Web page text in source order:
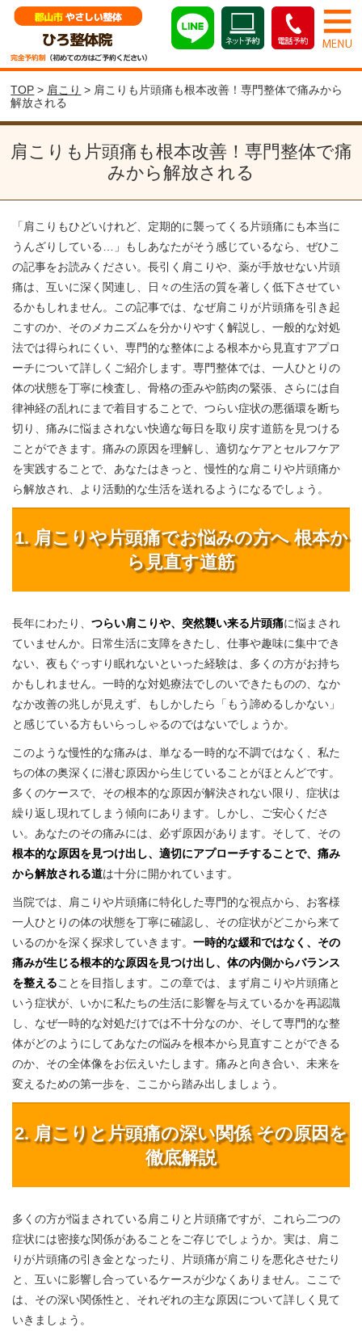
TOP > 肩こり > 肩こりも片頭痛も根本改善！専門整体で痛みから
解放される
肩こりも片頭痛も根本改善！専門整体で痛
みから解放される
「肩こりもひどいけれど、定期的に襲ってくる片頭痛にも本当に
うんざりしている…」もしあなたがそう感じているなら、ぜひこ
の記事をお読みください。長引く肩こりや、薬が手放せない片頭
痛は、互いに深く関連し、日々の生活の質を著しく低下させてい
るかもしれません。この記事では、なぜ肩こりが片頭痛を引き起
こすのか、そのメカニズムを分かりやすく解説し、一般的な対処
法では得られにくい、専門的な整体による根本から見直すアプロ
ーチについて詳しくご紹介します。専門整体では、一人ひとりの
体の状態を丁寧に検査し、骨格の歪みや筋肉の緊張、さらには自
律神経の乱れにまで着目することで、つらい症状の悪循環を断ち
切り、痛みに悩まされない快適な毎日を取り戻す道筋を見つける
ことができます。痛みの原因を理解し、適切なケアとセルフケア
を実践することで、あなたはきっと、慢性的な肩こりや片頭痛か
ら解放され、より活動的な生活を送れるようになるでしょう。
1. 肩こりや片頭痛でお悩みの方へ 根本か
ら見直す道筋
長年にわたり、 つらい肩こりや、突然襲い来る片頭痛に悩まされ
ていませんか。日常生活に支障をきたし、仕事や趣味に集中でき
ない、夜もぐっすり眠れないといった経験は、多くの方がお持ち
かもしれません。一時的な対処療法でしのいできたものの、なか
なか改善の兆しが見えず、もしかしたら「もう諦めるしかない」
と感じている方もいらっしゃるのではないでしょうか。
このような慢性的な痛みは、単なる一時的な不調ではなく、私た
ちの体の奥深くに潜む原因から生じていることがほとんどです。
多くのケースで、その根本的な原因が解決されない限り、症状は
繰り返し現れてしまう傾向にあります。しかし、ご安心くださ
い。あなたのその痛みには、必ず原因があります。そして、その
根本的な原因を見つけ出し、適切にアプローチすることで、痛み
から解放される道は十分に開かれています。
当院では、肩こりや片頭痛に特化した専門的な視点から、お客様
一人ひとりの体の状態を丁寧に確認し、その症状がどこから来て
いるのかを深く探求していきます。 一時的な緩和ではなく、その
痛みが生じる根本的な原因を見つけ出し、体の内側からバランス
を整えることを目指します。この章では、まず肩こりや片頭痛と
いう症状が、いかに私たちの生活に影響を与えているかを再認識
し、なぜ一時的な対処だけでは不十分なのか、そして専門的な整
体がどのようにしてあなたの悩みを根本から見直すことができる
のか、その全体像をお伝えいたします。痛みと向き合い、未来を
変えるための第一歩を、ここから踏み出しましょう。
2. 肩こりと片頭痛の深い関係 その原因を
徹底解説
多くの方が悩まされている肩こりと片頭痛ですが、これら二つの
症状には密接な関係があることをご存じでしょうか。実は、肩こ
りが片頭痛の引き金となったり、片頭痛が肩こりを悪化させたり
と、互いに影響し合っているケースが少なくありません。ここで
は、その深い関係性と、それぞれの主な原因について詳しく見て
いきましょう。